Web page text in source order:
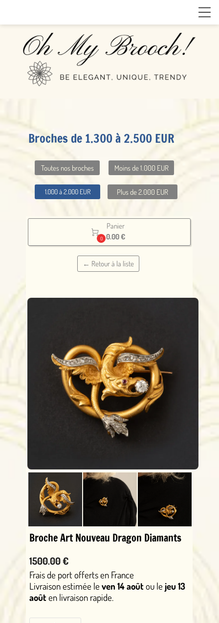
Broches de 1.300 à 2.500 EUR
Toutes nos broches Moins de 1.000 EUR
1.000 à 2.000 EUR Plus de 2.000 EUR

0
Panier
0.00 €
← Retour à la liste
Broche Art Nouveau Dragon Diamants
1500.00 €
Frais de port offerts en France
Livraison estimée le ven 14 aoûtou le jeu 13
aoûten livraison rapide.